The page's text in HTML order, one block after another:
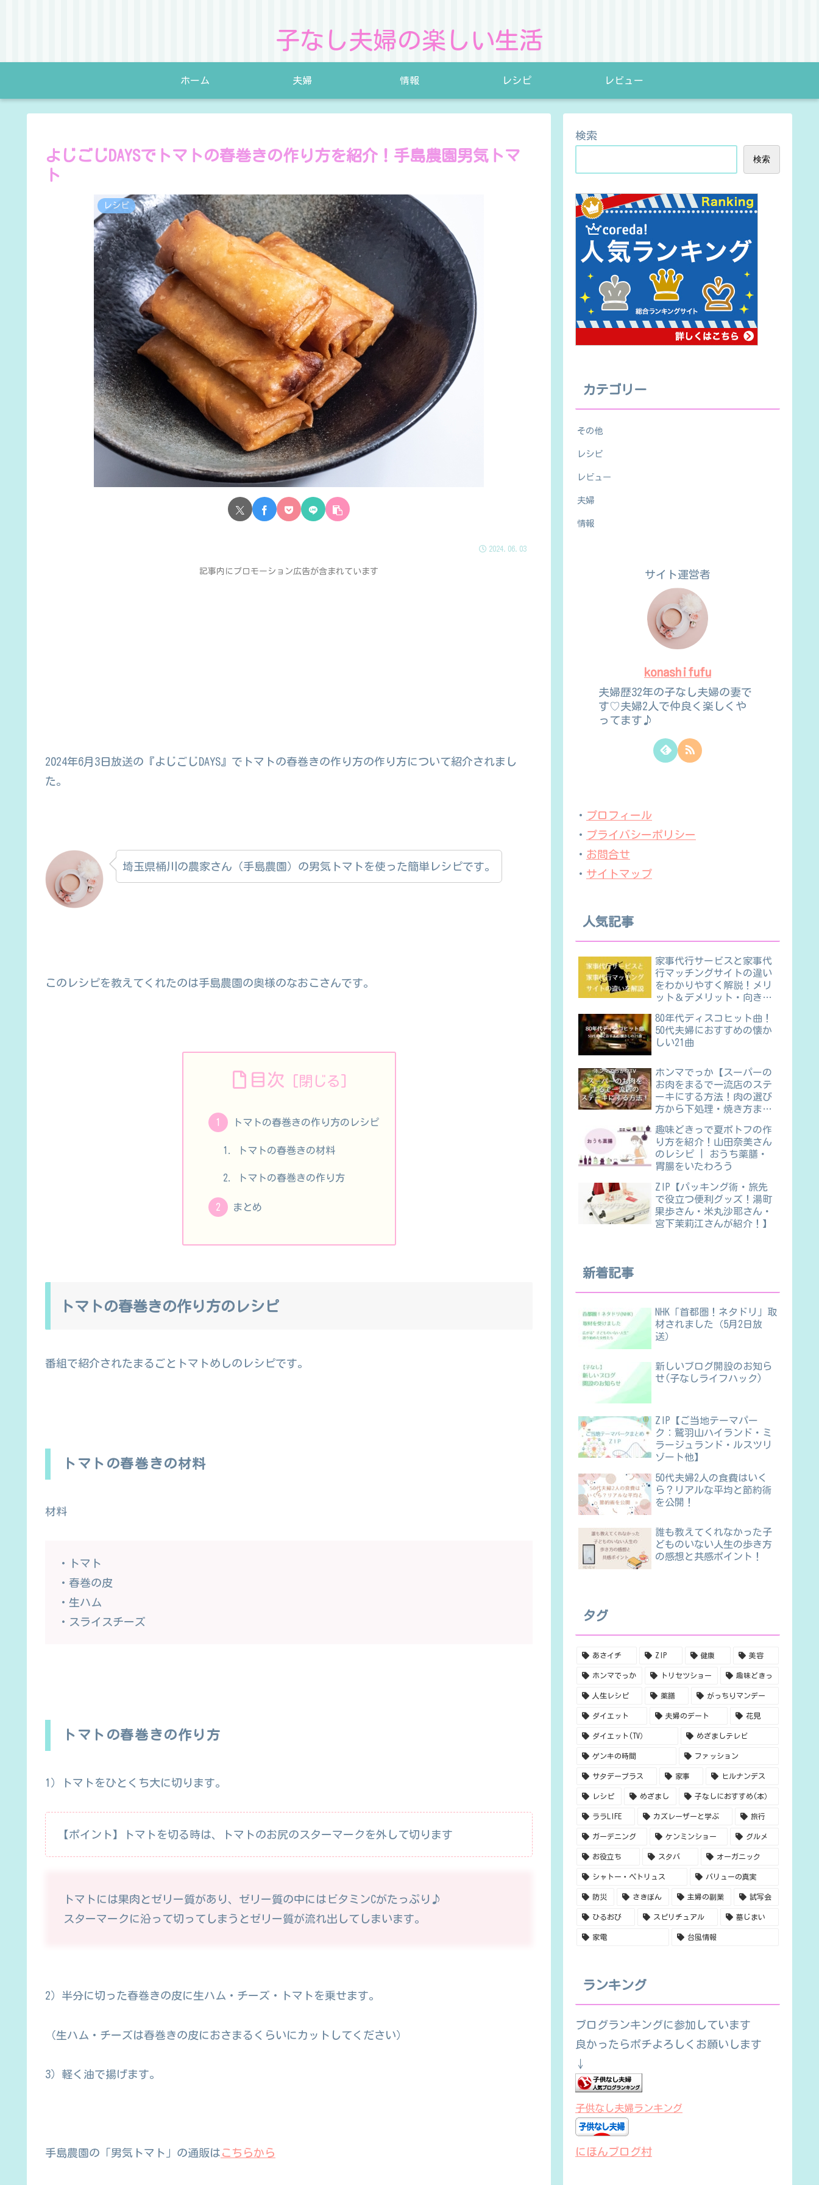
子なし夫婦の楽しい生活
ホーム 夫婦 情報 レシピ レビュー
よじごじDAYSでトマトの春巻きの作り方を紹介！手島農園男気トマ
ト
レシピ
2024.06.03
記事内にプロモーション広告が含まれています
2024年6月3日放送の『よじごじDAYS』でトマトの春巻きの作り方の作り方について紹介されまし
た。
埼玉県桶川の農家さん（手島農園）の男気トマトを使った簡単レシピです。
このレシピを教えてくれたのは手島農園の奥様のなおこさんです。
目次
トマトの春巻きの作り方のレシピ
トマトの春巻きの材料
トマトの春巻きの作り方
まとめ
トマトの春巻きの作り方のレシピ
番組で紹介されたまるごとトマトめしのレシピです。
トマトの春巻きの材料
材料
・トマト
・春巻の皮
・生ハム
・スライスチーズ
トマトの春巻きの作り方
1）トマトをひとくち大に切ります。
【ポイント】トマトを切る時は、トマトのお尻のスターマークを外して切ります
トマトには果肉とゼリー質があり、ゼリー質の中にはビタミンCがたっぷり♪
スターマークに沿って切ってしまうとゼリー質が流れ出してしまいます。
2）半分に切った春巻きの皮に生ハム・チーズ・トマトを乗せます。
（生ハム・チーズは春巻きの皮におさまるくらいにカットしてください）
3）軽く油で揚げます。
手島農園の「男気トマト」の通販は こちらから
検索
検索
カテゴリー
その他
レシピ
レビュー
夫婦
情報
サイト運営者
konashifufu
夫婦歴32年の子なし夫婦の妻で
す♡夫婦2人で仲良く楽しくや
ってます♪
・ プロフィール
・ プライバシーポリシー
・ お問合せ
・ サイトマップ
人気記事
家事代行サービスと家事代
行マッチングサイトの違い
をわかりやすく解説！メリ
ット＆デメリット・向き不
80年代ディスコヒット曲！
50代夫婦におすすめの懐か
しい21曲
ホンマでっか【スーパーの
お肉をまるで一流店のステ
ーキにする方法！肉の選び
方から下処理・焼き方ま
趣味どきっで夏ポトフの作
り方を紹介！山田奈美さん
のレシピ | おうち薬膳・
胃腸をいたわろう
ZIP【パッキング術・旅先
で役立つ便利グッズ！湯町
果歩さん・米丸沙耶さん・
宮下茉莉江さんが紹介！】
新着記事
NHK「首都圏！ネタドリ」取
材されました（5月2日放
送）
新しいブログ開設のお知ら
せ(子なしライフハック)
ZIP【ご当地テーマパー
ク：鷲羽山ハイランド・ミ
ラージュランド・ルスツリ
ゾート他】
50代夫婦2人の食費はいく
ら？リアルな平均と節約術
を公開！
誰も教えてくれなかった子
どものいない人生の歩き方
の感想と共感ポイント！
タグ
あさイチ ZIP 健康 美容
ホンマでっか トリセツショー 趣味どきっ
人生レシピ 薬膳 がっちりマンデー
ダイエット 夫婦のデート 花見
ダイエット(TV） めざましテレビ
ゲンキの時間 ファッション
サタデープラス 家事 ヒルナンデス
レシピ めざまし 子なしにおすすめ(本）
ララLIFE カズレーザーと学ぶ 旅行
ガーデニング ケンミンショー グルメ
お役立ち スタバ オーガニック
シャトー・ペトリュス バリューの真実
防災 さきぽん 主婦の副業 試写会
ひるおび スピリチュアル 墓じまい
家電 台風情報
ランキング
ブログランキングに参加しています
良かったらポチよろしくお願いします
↓
子供なし夫婦ランキング
にほんブログ村